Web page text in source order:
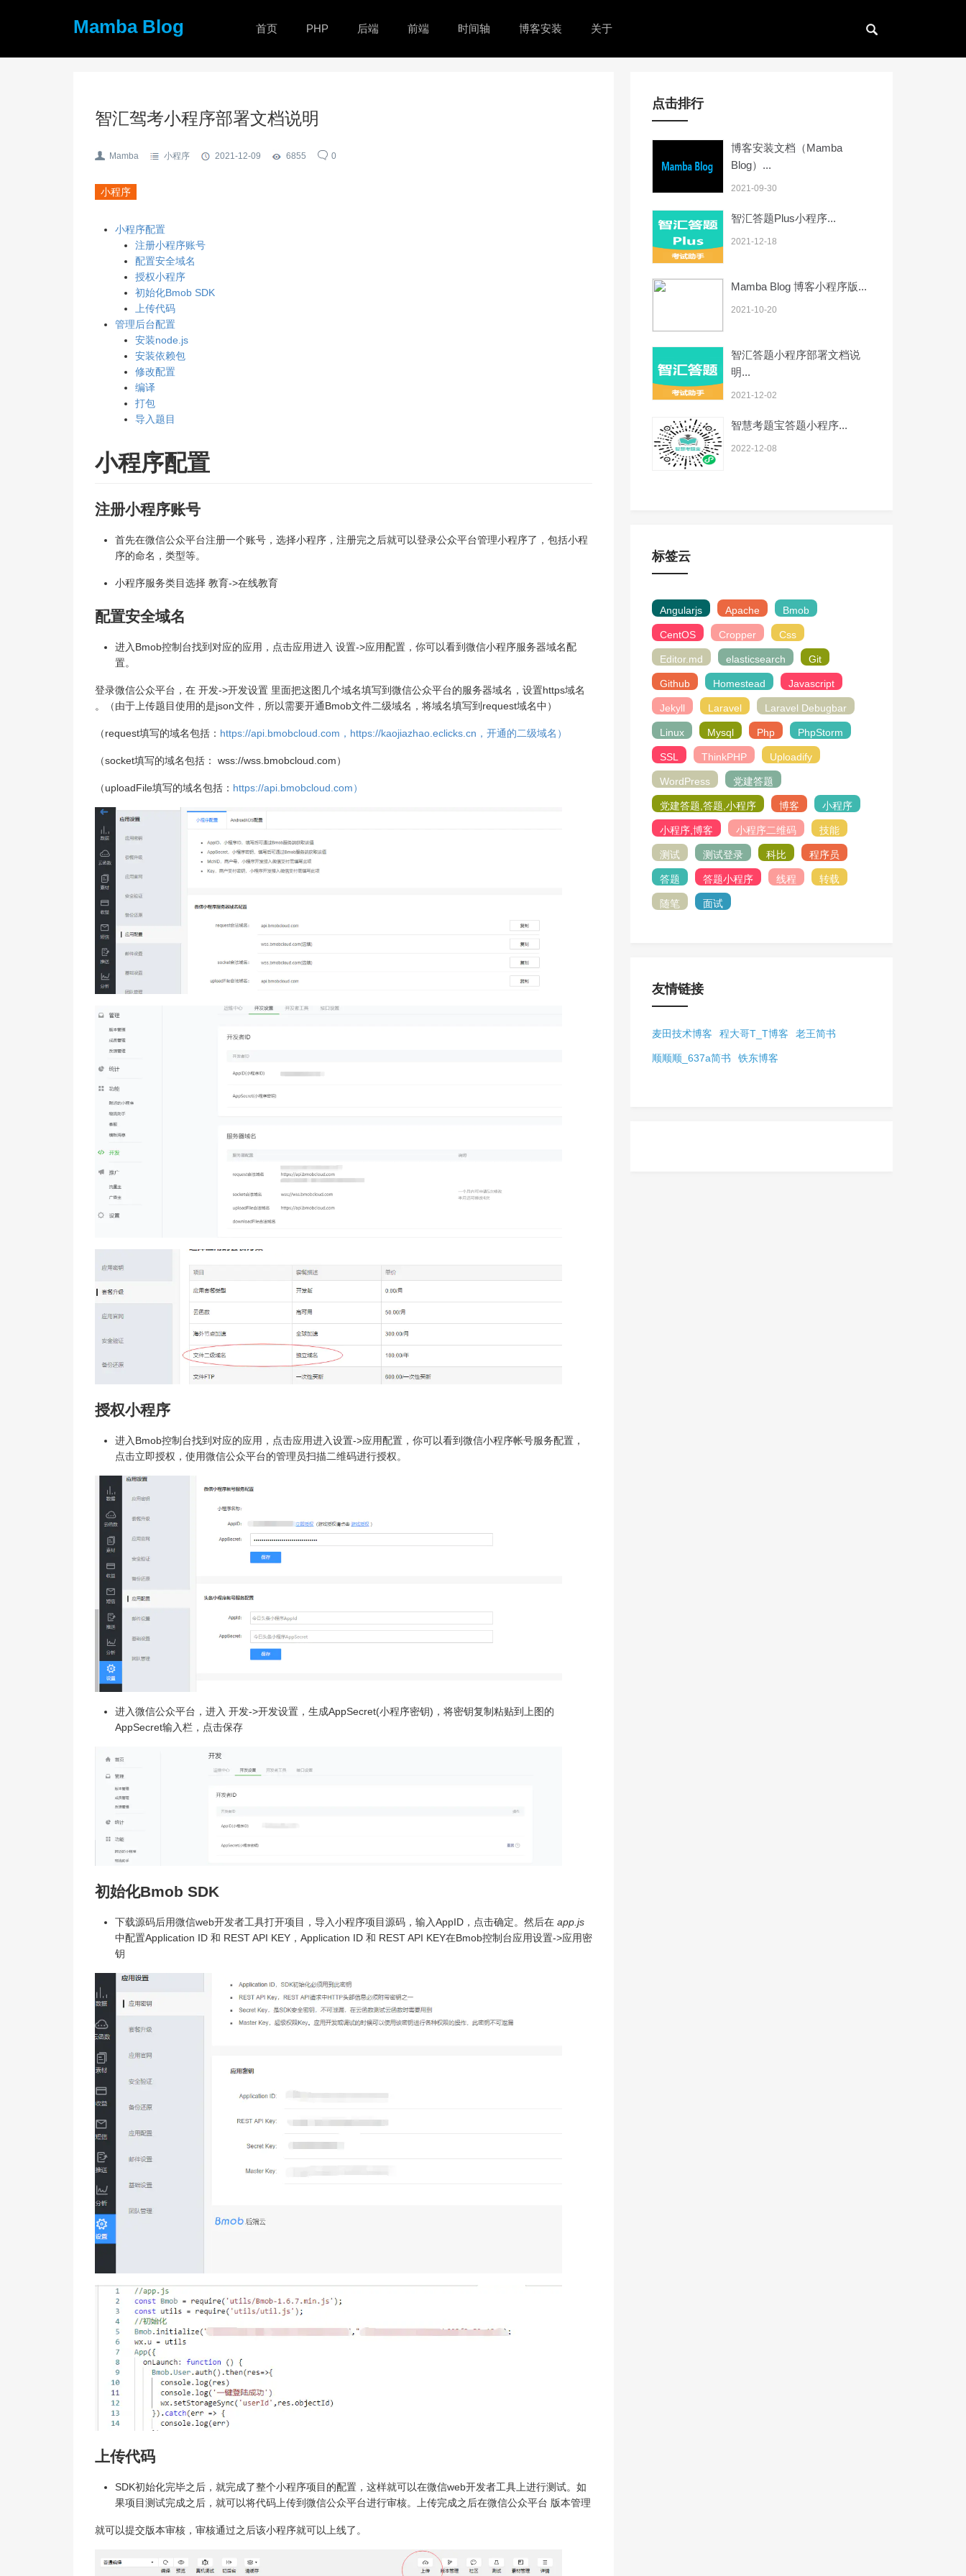
Mamba Blog 首页 PHP 后端 前端 时间轴 博客安装 关于
智汇驾考小程序部署文档说明
Mamba 小程序 2021-12-09 6855 0
小程序
小程序配置
注册小程序账号
配置安全域名
授权小程序
初始化Bmob SDK
上传代码
管理后台配置
安装node.js
安装依赖包
修改配置
编译
打包
导入题目
小程序配置
注册小程序账号
首先在微信公众平台注册一个账号，选择小程序，注册完之后就可以登录公众平台管理小程序了，包括小程
序的命名，类型等。
小程序服务类目选择 教育->在线教育
配置安全域名
进入Bmob控制台找到对应的应用，点击应用进入 设置->应用配置，你可以看到微信小程序服务器域名配
置。
登录微信公众平台，在 开发->开发设置 里面把这图几个域名填写到微信公众平台的服务器域名，设置https域名
。（由于上传题目使用的是json文件，所以需要开通Bmob文件二级域名，将域名填写到request域名中）
（request填写的域名包括： https://api.bmobcloud.com，https://kaojiazhao.eclicks.cn，开通的二级域名）
（socket填写的域名包括： wss://wss.bmobcloud.com）
（uploadFile填写的域名包括： https://api.bmobcloud.com）
授权小程序
进入Bmob控制台找到对应的应用，点击应用进入设置->应用配置，你可以看到微信小程序帐号服务配置，
点击立即授权，使用微信公众平台的管理员扫描二维码进行授权。
进入微信公众平台，进入 开发->开发设置，生成AppSecret(小程序密钥)，将密钥复制粘贴到上图的
AppSecret输入栏，点击保存
初始化Bmob SDK
下载源码后用微信web开发者工具打开项目，导入小程序项目源码，输入AppID，点击确定。然后在 app.js
中配置Application ID 和 REST API KEY，Application ID 和 REST API KEY在Bmob控制台应用设置->应用密
钥
上传代码
SDK初始化完毕之后，就完成了整个小程序项目的配置，这样就可以在微信web开发者工具上进行测试。如
果项目测试完成之后，就可以将代码上传到微信公众平台进行审核。上传完成之后在微信公众平台 版本管理
就可以提交版本审核，审核通过之后该小程序就可以上线了。
点击排行
博客安装文档（Mamba
Blog）...
2021-09-30
智汇答题Plus小程序...
2021-12-18
Mamba Blog 博客小程序版...
2021-10-20
智汇答题小程序部署文档说
明...
2021-12-02
智慧考题宝答题小程序...
2022-12-08
标签云
Angularjs Apache Bmob
CentOS Cropper Css
Editor.md elasticsearch Git
Github Homestead Javascript
Jekyll Laravel Laravel Debugbar
Linux Mysql Php PhpStorm
SSL ThinkPHP Uploadify
WordPress 党建答题
党建答题,答题,小程序 博客 小程序
小程序,博客 小程序二维码 技能
测试 测试登录 科比 程序员
答题 答题小程序 线程 转载
随笔 面试
友情链接
麦田技术博客 程大哥T_T博客 老王简书
顺顺顺_637a简书 铁东博客